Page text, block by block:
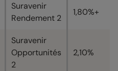
Suravenir
Rendement 2
1,80%+
Suravenir
Opportunités
2
2,10%